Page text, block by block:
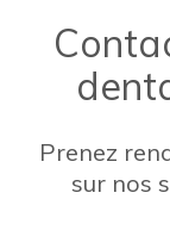
Prenez
sur nos